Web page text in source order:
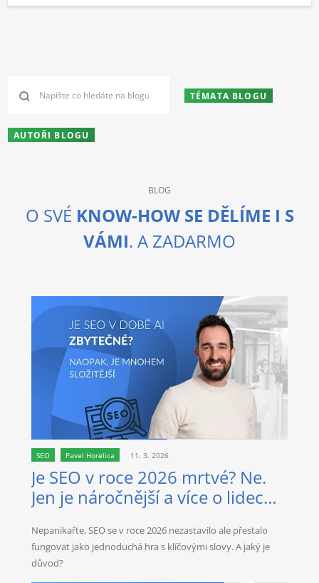
TÉMATA BLOGU
AUTOŘI BLOGU
BLOG
O SVÉ KNOW-HOW SE DĚLÍME I S
VÁMI. A ZADARMO
SEO Pavel Horelica 11. 3. 2026
Je SEO v roce 2026 mrtvé? Ne.
Jen je náročnější a více o lidech
Nepanikařte, SEO se v roce 2026 nezastavilo ale přestalo
fungovat jako jednoduchá hra s klíčovými slovy. A jaký je
důvod?